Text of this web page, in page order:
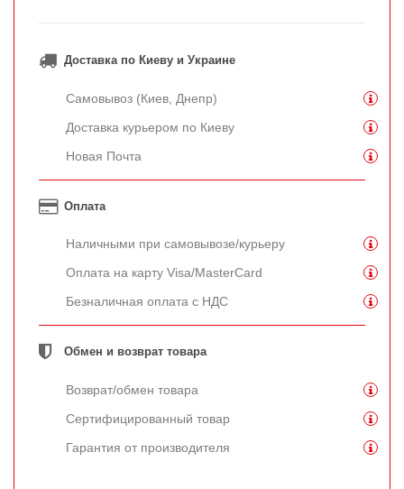
Доставка по Киеву и Украине
Самовывоз (Киев, Днепр)
Доставка курьером по Киеву
Новая Почта
Оплата
Наличными при самовывозе/курьеру
Оплата на карту Visa/MasterCard
Безналичная оплата с НДС
Обмен и возврат товара
Возврат/обмен товара
Сертифицированный товар
Гарантия от производителя